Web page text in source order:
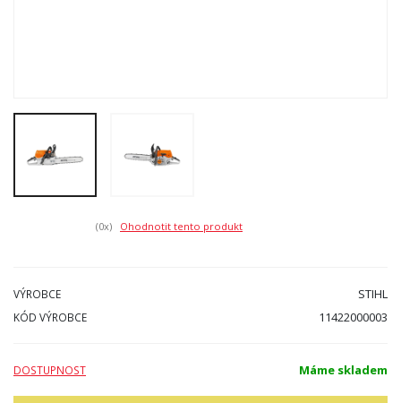
(0x) Ohodnotit tento produkt
VÝROBCE STIHL
KÓD VÝROBCE 11422000003
DOSTUPNOST Máme skladem